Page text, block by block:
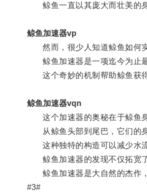
鲸鱼一直以其庞大而壮美的身
鲸鱼加速器vp
然而，很少人知道鲸鱼如何实
鲸鱼加速器是一项迄今为止最
这个奇妙的机制帮助鲸鱼获得
鲸鱼加速器vqn
这个加速器的奥秘在于鲸鱼身
从鲸鱼头部到尾巴，它们的身
这种独特的构造可以减少水流
鲸鱼加速器的发现不仅拓宽了
鲸鱼加速器是大自然的杰作，
#3#